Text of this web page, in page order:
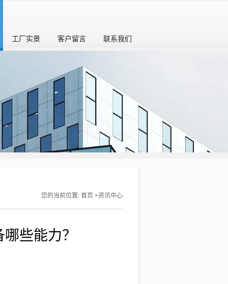
工厂实景 客户留言 联系我们
您的当前位置: 首页 >资讯中心
些能力？